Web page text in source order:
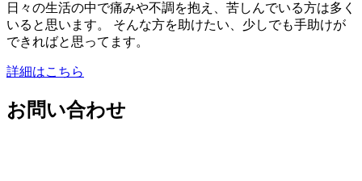
日々の生活の中で痛みや不調を抱え、苦しんでいる方は多く
いると思います。 そんな方を助けたい、少しでも手助けが
できればと思ってます。
詳細はこちら
お問い合わせ